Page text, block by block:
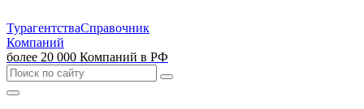
ТурагентстваСправочник
Компаний
более 20 000 Компаний в РФ